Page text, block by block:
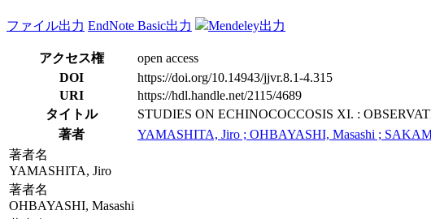
ファイル出力 EndNote Basic出力 Mendeley出力
アクセス権
open access
DOI
https://doi.org/10.14943/jjvr.8.1-4.315
URI
https://hdl.handle.net/2115/4689
タイトル
STUDIES ON ECHINOCOCCOSIS XI. :
著者
YAMASHITA, Jiro ; OHBAYASHI, Masashi ;
著者名
YAMASHITA, Jiro
著者名
OHBAYASHI, Masashi